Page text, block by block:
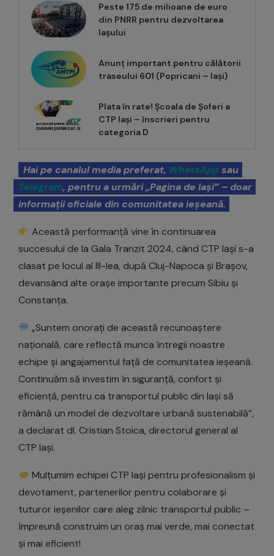
Peste 175 de milioane de euro
din PNRR pentru dezvoltarea
Iașului
Anunț important pentru călătorii
traseului 601 (Popricani – Iași)
Plata în rate! Școala de Șoferi a
CTP Iași – înscrieri pentru
categoria D
Hai pe canalul media preferat, WhatsAppsau
Telegram, pentru a urmări „Pagina de Iași” – doar
informații oficiale din comunitatea ieșeană.
Această performanță vine în continuarea
succesului de la Gala Tranzit 2024, când CTP Iași s-a
clasat pe locul al III-lea, după Cluj-Napoca și Brașov,
devansând alte orașe importante precum Sibiu și
Constanța.
„Suntem onorați de această recunoaștere
națională, care reflectă munca întregii noastre
echipe și angajamentul față de comunitatea ieșeană.
Continuăm să investim în siguranță, confort și
eficiență, pentru ca transportul public din Iași să
rămână un model de dezvoltare urbană sustenabilă”,
a declarat dl. Cristian Stoica, directorul general al
CTP Iași.
Mulțumim echipei CTP Iași pentru profesionalism și
devotament, partenerilor pentru colaborare și
tuturor ieșenilor care aleg zilnic transportul public –
împreună construim un oraș mai verde, mai conectat
și mai eficient!